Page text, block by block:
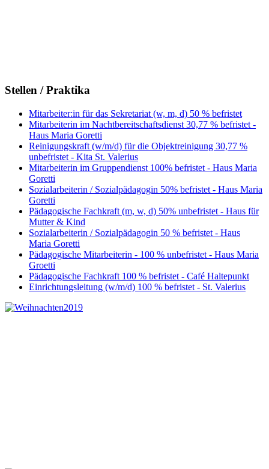
Stellen / Praktika
Mitarbeiter:in für das Sekretariat (w, m, d) 50 % befristet
Mitarbeiterin im Nachtbereitschaftsdienst 30,77 % befristet -
Haus Maria Goretti
Reinigungskraft (w/m/d) für die Objektreinigung 30,77 %
unbefristet - Kita St. Valerius
Mitarbeiterin im Gruppendienst 100% befristet - Haus Maria
Goretti
Sozialarbeiterin / Sozialpädagogin 50% befristet - Haus Maria
Goretti
Pädagogische Fachkraft (m, w, d) 50% unbefristet - Haus für
Mutter & Kind
Sozialarbeiterin / Sozialpädagogin 50 % befristet - Haus
Maria Goretti
Pädagogische Mitarbeiterin - 100 % unbefristet - Haus Maria
Groetti
Pädagogische Fachkraft 100 % befristet - Café Haltepunkt
Einrichtungsleitung (w/m/d) 100 % befristet - St. Valerius